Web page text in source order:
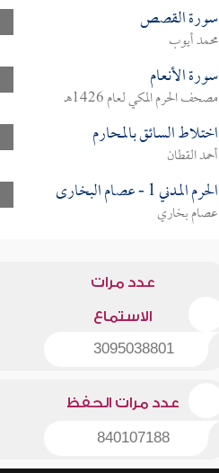
سورة القصص
محمد أيوب
سورة الأنعام
مصحف الحرم المكي لعام 1426هـ
اختلاط السائق بالمحارم
أحمد القطان
الحرم المدني 1 - عصام البخارى
عصام بخاري
عدد مرات
الاستماع
3095038801
عدد مرات الحفظ
840107188